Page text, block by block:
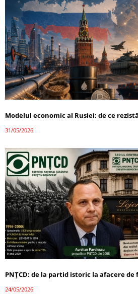
Modelul economic al Rusiei: de ce
31/05/2026
PNȚCD: de la partid istoric la afacere de
24/05/2026